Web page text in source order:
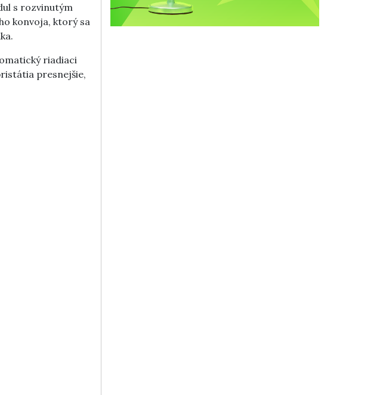
s rozvinutým
konvoja, ktorý sa
riadiaci
presnejšie,